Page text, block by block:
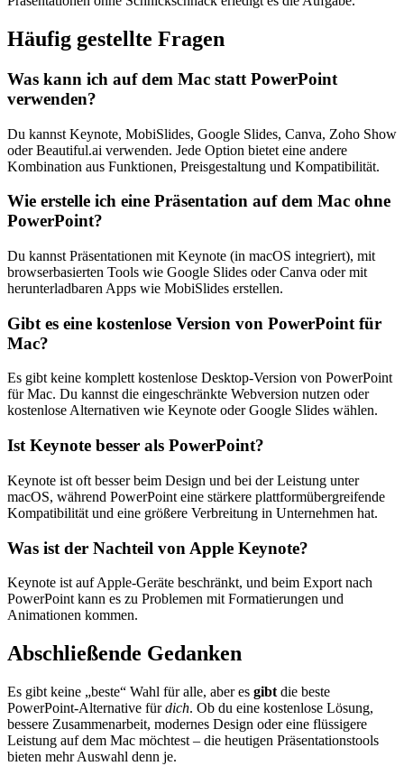
Häufig gestellte Fragen
Was kann ich auf dem Mac statt PowerPoint
verwenden?
Du kannst Keynote, MobiSlides, Google Slides, Canva, Zoho Show
oder Beautiful.ai verwenden. Jede Option bietet eine andere
Kombination aus Funktionen, Preisgestaltung und Kompatibilität.
Wie erstelle ich eine Präsentation auf dem Mac ohne
PowerPoint?
Du kannst Präsentationen mit Keynote (in macOS integriert), mit
browserbasierten Tools wie Google Slides oder Canva oder mit
herunterladbaren Apps wie MobiSlides erstellen.
Gibt es eine kostenlose Version von PowerPoint für
Mac?
Es gibt keine komplett kostenlose Desktop-Version von PowerPoint
für Mac. Du kannst die eingeschränkte Webversion nutzen oder
kostenlose Alternativen wie Keynote oder Google Slides wählen.
Ist Keynote besser als PowerPoint?
Keynote ist oft besser beim Design und bei der Leistung unter
macOS, während PowerPoint eine stärkere plattformübergreifende
Kompatibilität und eine größere Verbreitung in Unternehmen hat.
Was ist der Nachteil von Apple Keynote?
Keynote ist auf Apple-Geräte beschränkt, und beim Export nach
PowerPoint kann es zu Problemen mit Formatierungen und
Animationen kommen.
Abschließende Gedanken
Es gibt keine „beste“ Wahl für alle, aber es gibt die beste
PowerPoint-Alternative fürdich. Ob du eine kostenlose Lösung,
bessere Zusammenarbeit, modernes Design oder eine flüssigere
Leistung auf dem Mac möchtest – die heutigen Präsentationstools
bieten mehr Auswahl denn je.